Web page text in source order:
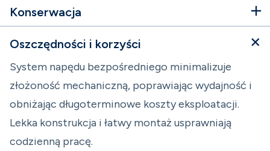
Konserwacja
Oszczędności i korzyści
System napędu bezpośredniego minimalizuje
złożoność mechaniczną, poprawiając wydajność i
obniżając długoterminowe koszty eksploatacji.
Lekka konstrukcja i łatwy montaż usprawniają
codzienną pracę.